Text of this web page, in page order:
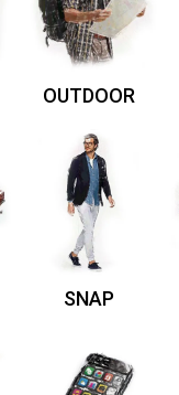
OUTDOOR
SNAP